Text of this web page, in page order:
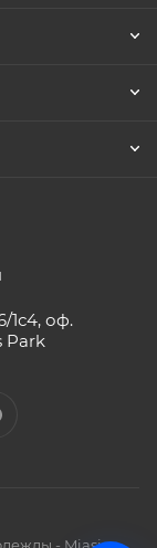
1с4, оф.
Park